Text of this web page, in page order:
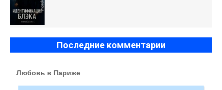
Последние комментарии
Любовь в Париже